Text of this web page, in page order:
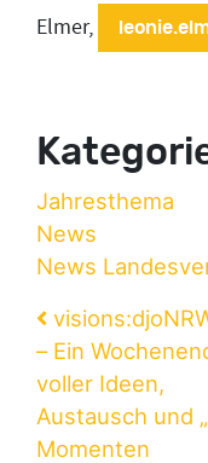
Elmer,
Jahresthema
News
News
– Ein
voller Ideen,
Austausch und
Momenten